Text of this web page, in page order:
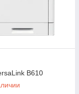
B610